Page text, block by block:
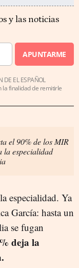
y las noticias
APUNTARME
DE EL ESPAÑOL
la finalidad de remitirle
el 90% de los MIR
la especialidad
especialidad. Ya
García: hasta un
se fugan
deja la